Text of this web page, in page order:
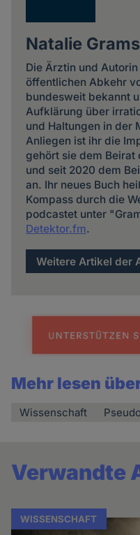
Natalie
Die Ärztin und
öffentlichen Abkehr
bundesweit bekannt
Aufklärung über
und Haltungen in der
Anliegen ist ihr die
gehört sie dem
und seit 2020 dem
an. Ihr neues Buch
Kompass durch die
podcastet unter
Detektor.fm.
Weitere Artikel der
Mehr lesen
Wissenschaft
Verwandte
WISSENSCHAFT